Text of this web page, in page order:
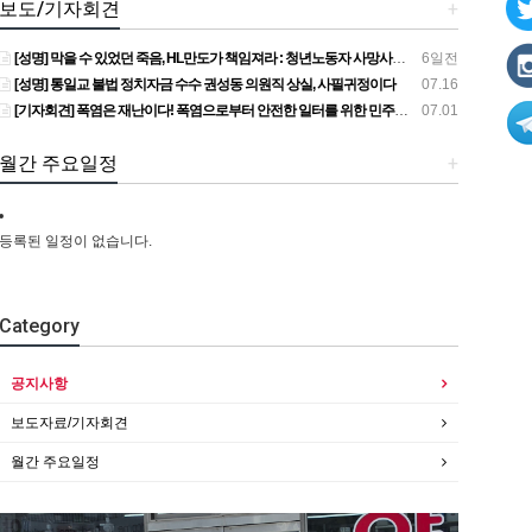
+
보도/기자회견
6일전
[성명] 막을 수 있었던 죽음, HL만도가 책임져라 : 청년노동자 사망사고의 철저한 진상규명과 재발방지 대책 마련하라
07.16
[성명] 통일교 불법 정치자금 수수 권성동 의원직 상실, 사필귀정이다
07.01
[기자회견] 폭염은 재난이다! 폭염으로부터 안전한 일터를 위한 민주노총 강원지역본부 폭염감시단 선포 기자회견
+
월간 주요일정
등록된 일정이 없습니다.
Category
공지사항
보도자료/기자회견
월간 주요일정